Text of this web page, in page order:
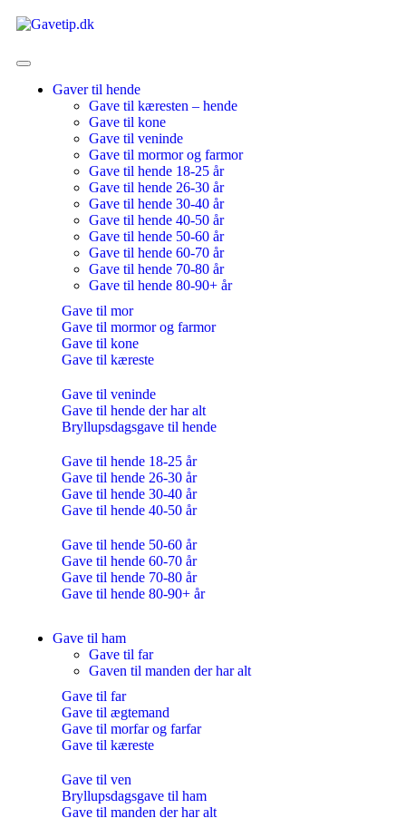
Gaver til hende
Gave til kæresten – hende
Gave til kone
Gave til veninde
Gave til mormor og farmor
Gave til hende 18-25 år
Gave til hende 26-30 år
Gave til hende 30-40 år
Gave til hende 40-50 år
Gave til hende 50-60 år
Gave til hende 60-70 år
Gave til hende 70-80 år
Gave til hende 80-90+ år
Gave til mor
Gave til mormor og farmor
Gave til kone
Gave til kæreste
Gave til veninde
Gave til hende der har alt
Bryllupsdagsgave til hende
Gave til hende 18-25 år
Gave til hende 26-30 år
Gave til hende 30-40 år
Gave til hende 40-50 år
Gave til hende 50-60 år
Gave til hende 60-70 år
Gave til hende 70-80 år
Gave til hende 80-90+ år
Gave til ham
Gave til far
Gaven til manden der har alt
Gave til far
Gave til ægtemand
Gave til morfar og farfar
Gave til kæreste
Gave til ven
Bryllupsdagsgave til ham
Gave til manden der har alt